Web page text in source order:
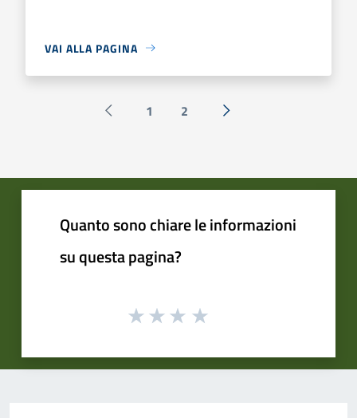
VAI ALLA PAGINA
Pagina precedente
1 2 Successiva »
Quanto sono chiare le informazioni
su questa pagina?